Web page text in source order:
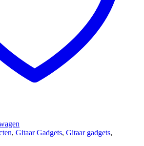
, Gitaar Gadgets, Gitaar gadgets,